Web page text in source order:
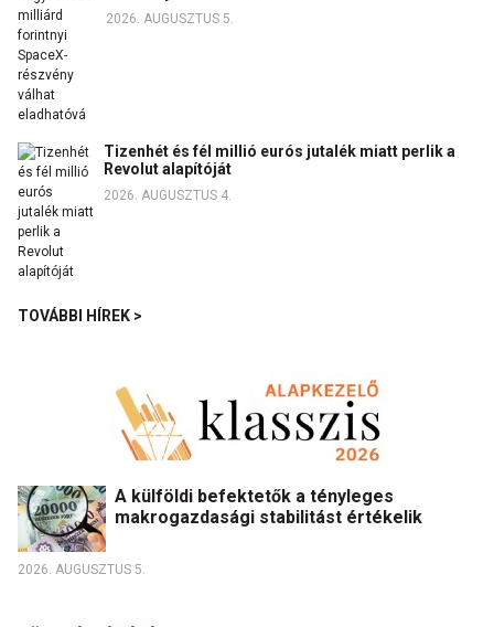
2026. AUGUSZTUS 5.
Tizenhét és fél millió eurós jutalék miatt perlik a
Revolut alapítóját
2026. AUGUSZTUS 4.
TOVÁBBI HÍREK >
A külföldi befektetők a tényleges
makrogazdasági stabilitást értékelik
2026. AUGUSZTUS 5.